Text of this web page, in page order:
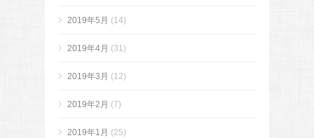
2019年5月 (14)
2019年4月 (31)
2019年3月 (12)
2019年2月 (7)
2019年1月 (25)